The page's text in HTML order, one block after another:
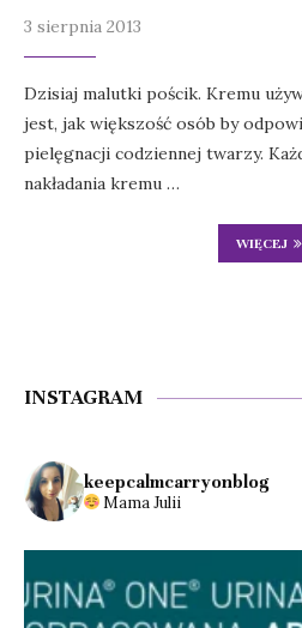
3 sierpnia 2013
Dzisiaj malutki pościk. Kremu
jest, jak większość osób by
pielęgnacji codziennej twarzy.
nakładania kremu …
WIĘCEJ
INSTAGRAM
keepcalmcarryonblog
Mama Julii